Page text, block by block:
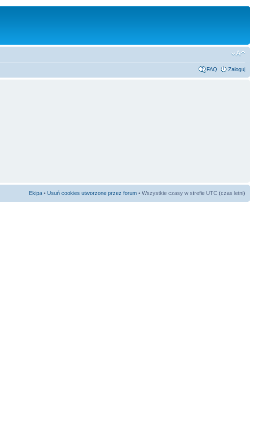
FAQ Zaloguj
Ekipa • Usuń cookies utworzone przez forum • Wszystkie czasy w strefie UTC (czas letni)